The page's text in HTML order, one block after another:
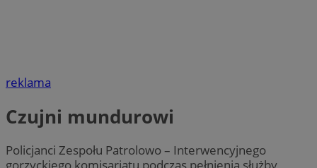
reklama
Czujni mundurowi
Policjanci Zespołu Patrolowo – Interwencyjnego